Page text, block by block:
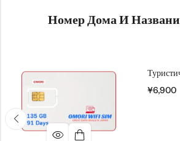
Номер Дома И
¥6,900